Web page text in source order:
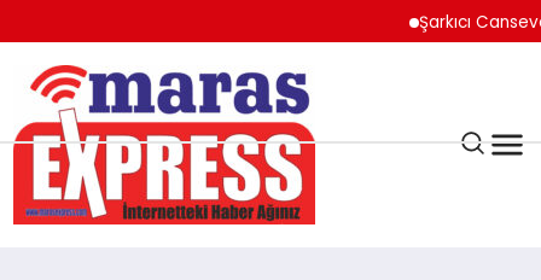
Şarkıcı Cansever
K.MARAŞ